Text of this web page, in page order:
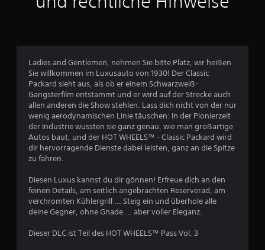
c
e
B
e
w
e
Ladies and Gentlemen, nehmen Sie bitte Platz, wir heißen
Sie willkommen im Luxusauto von 1930! Der Classic
Packard sieht aus, als ob er einem Schwarzweiß-
Gangsterfilm entstammt und er wird auf der Strecke auch
allen anderen die Show stehlen. Lass dich nicht von der nur
wenig aerodynamischen Linie täuschen: In der Pionierzeit
der Industrie wussten sie ganz genau, wie man großartige
Autos baut, und der HOT WHEELS™ - Classic Packard wird
dir hervorragende Dienste dabei leisten, ganz an die Spitze
zu fahren.
Diesen Luxus kannst du dir gönnen! Erfreue dich an den
feinen Details, am seitlich angebrachten Reserverad, am
verchromten Kühlergrill ... Steig ein und überhole alle
deine Gegner, ohne Gnade ... aber voller Eleganz.
Dieser DLC ist Teil des HOT WHEELS™ Pass Vol. 3